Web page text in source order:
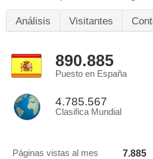
Análisis Visitantes
890.885
Puesto en España
4.785.567
Clasifica Mundial
Páginas vistas al mes 7.885